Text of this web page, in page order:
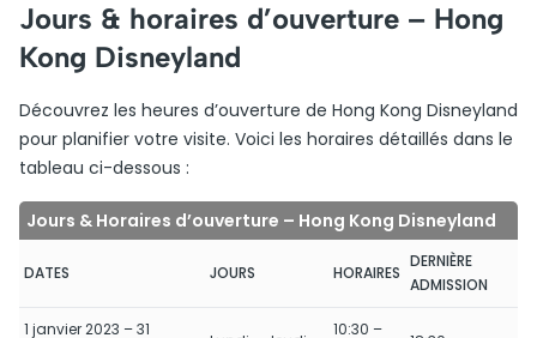
Jours & horaires d’ouverture – Hong
Kong Disneyland
Découvrez les heures d’ouverture de Hong Kong Disneyland
pour planifier votre visite. Voici les horaires détaillés dans le
tableau ci-dessous :
Jours & Horaires d’ouverture – Hong Kong Disneyland
DATES JOURS HORAIRES
DERNIÈRE
ADMISSION
1 janvier 2023 – 31
10:30 –